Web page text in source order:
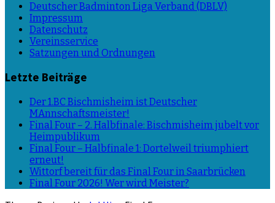
Deutscher Badminton Liga Verband (DBLV)
Impressum
Datenschutz
Vereinsservice
Satzungen und Ordnungen
Letzte Beiträge
Der 1.BC Bischmisheim ist Deutscher
MAnnschaftsmeister!
Final Four – 2. Halbfinale: Bischmisheim jubelt vor
Heimpublikum
Final Four – Halbfinale 1: Dortelweil triumphiert
erneut!
Wittorf bereit für das Final Four in Saarbrücken
Final Four 2026! Wer wird Meister?